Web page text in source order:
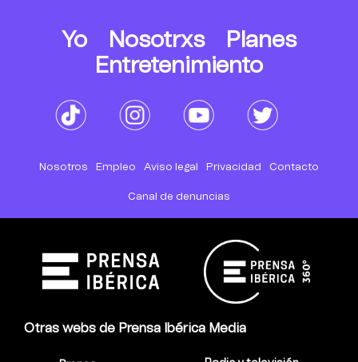
Yo Nosotrxs
Planes
Entretenimiento
Nosotros Empleo Aviso legal Privacidad Contacto
Canal de denuncias
Otras webs de Prensa Ibérica Media